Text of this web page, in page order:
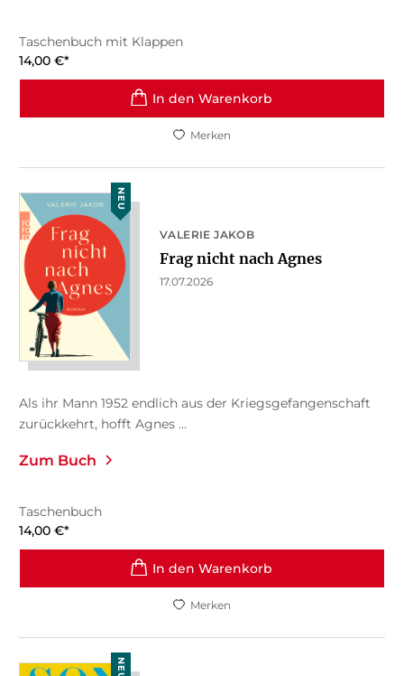
Taschenbuch mit Klappen
14,00 €*
In den Warenkorb
Merken
NEU
VALERIE JAKOB
Frag nicht nach Agnes
17.07.2026
Als ihr Mann 1952 endlich aus der Kriegsgefangenschaft
zurückkehrt, hofft Agnes ...
Zum Buch
Taschenbuch
14,00 €*
In den Warenkorb
Merken
NEU